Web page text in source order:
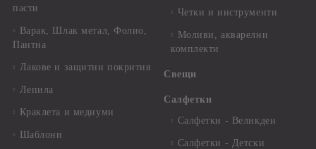
пасти
Варак, Шлак метал, Фолио,
Пантна
Лакове и защитни покрития
Лепила
Краклета и медиуми
Шаблони
Четки и инструменти
Моливи, акварелни
комплекти
Свещи
Салфетки
Салфетки - Великден
Салфетки - Детски